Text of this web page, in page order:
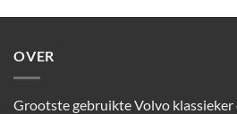
OVER
Grootste gebruikte Volvo